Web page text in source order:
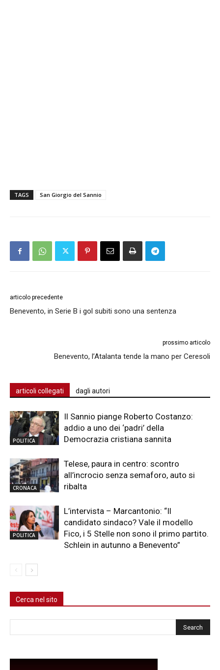
TAGS San Giorgio del Sannio
articolo precedente
Benevento, in Serie B i gol subiti sono una sentenza
prossimo articolo
Benevento, l’Atalanta tende la mano per Ceresoli
articoli collegati dagli autori
POLITICA
Il Sannio piange Roberto Costanzo:
addio a uno dei ‘padri’ della
Democrazia cristiana sannita
CRONACA
Telese, paura in centro: scontro
all’incrocio senza semaforo, auto si
ribalta
POLITICA
L’intervista – Marcantonio: “Il
candidato sindaco? Vale il modello
Fico, i 5 Stelle non sono il primo partito.
Schlein in autunno a Benevento”
Cerca nel sito